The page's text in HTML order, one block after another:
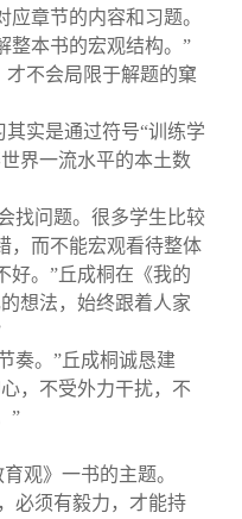
章节的内容和习题。
整本书的宏观结构。”
不会局限于解题的窠
实是通过符号“训练学
界一流水平的本土数
找问题。很多学生比较
，而不能宏观看待整体
好。”丘成桐在《我的
想法，始终跟着人家
奏。”丘成桐诚恳建
，不受外力干扰，不
”
观》一书的主题。
必须有毅力，才能持